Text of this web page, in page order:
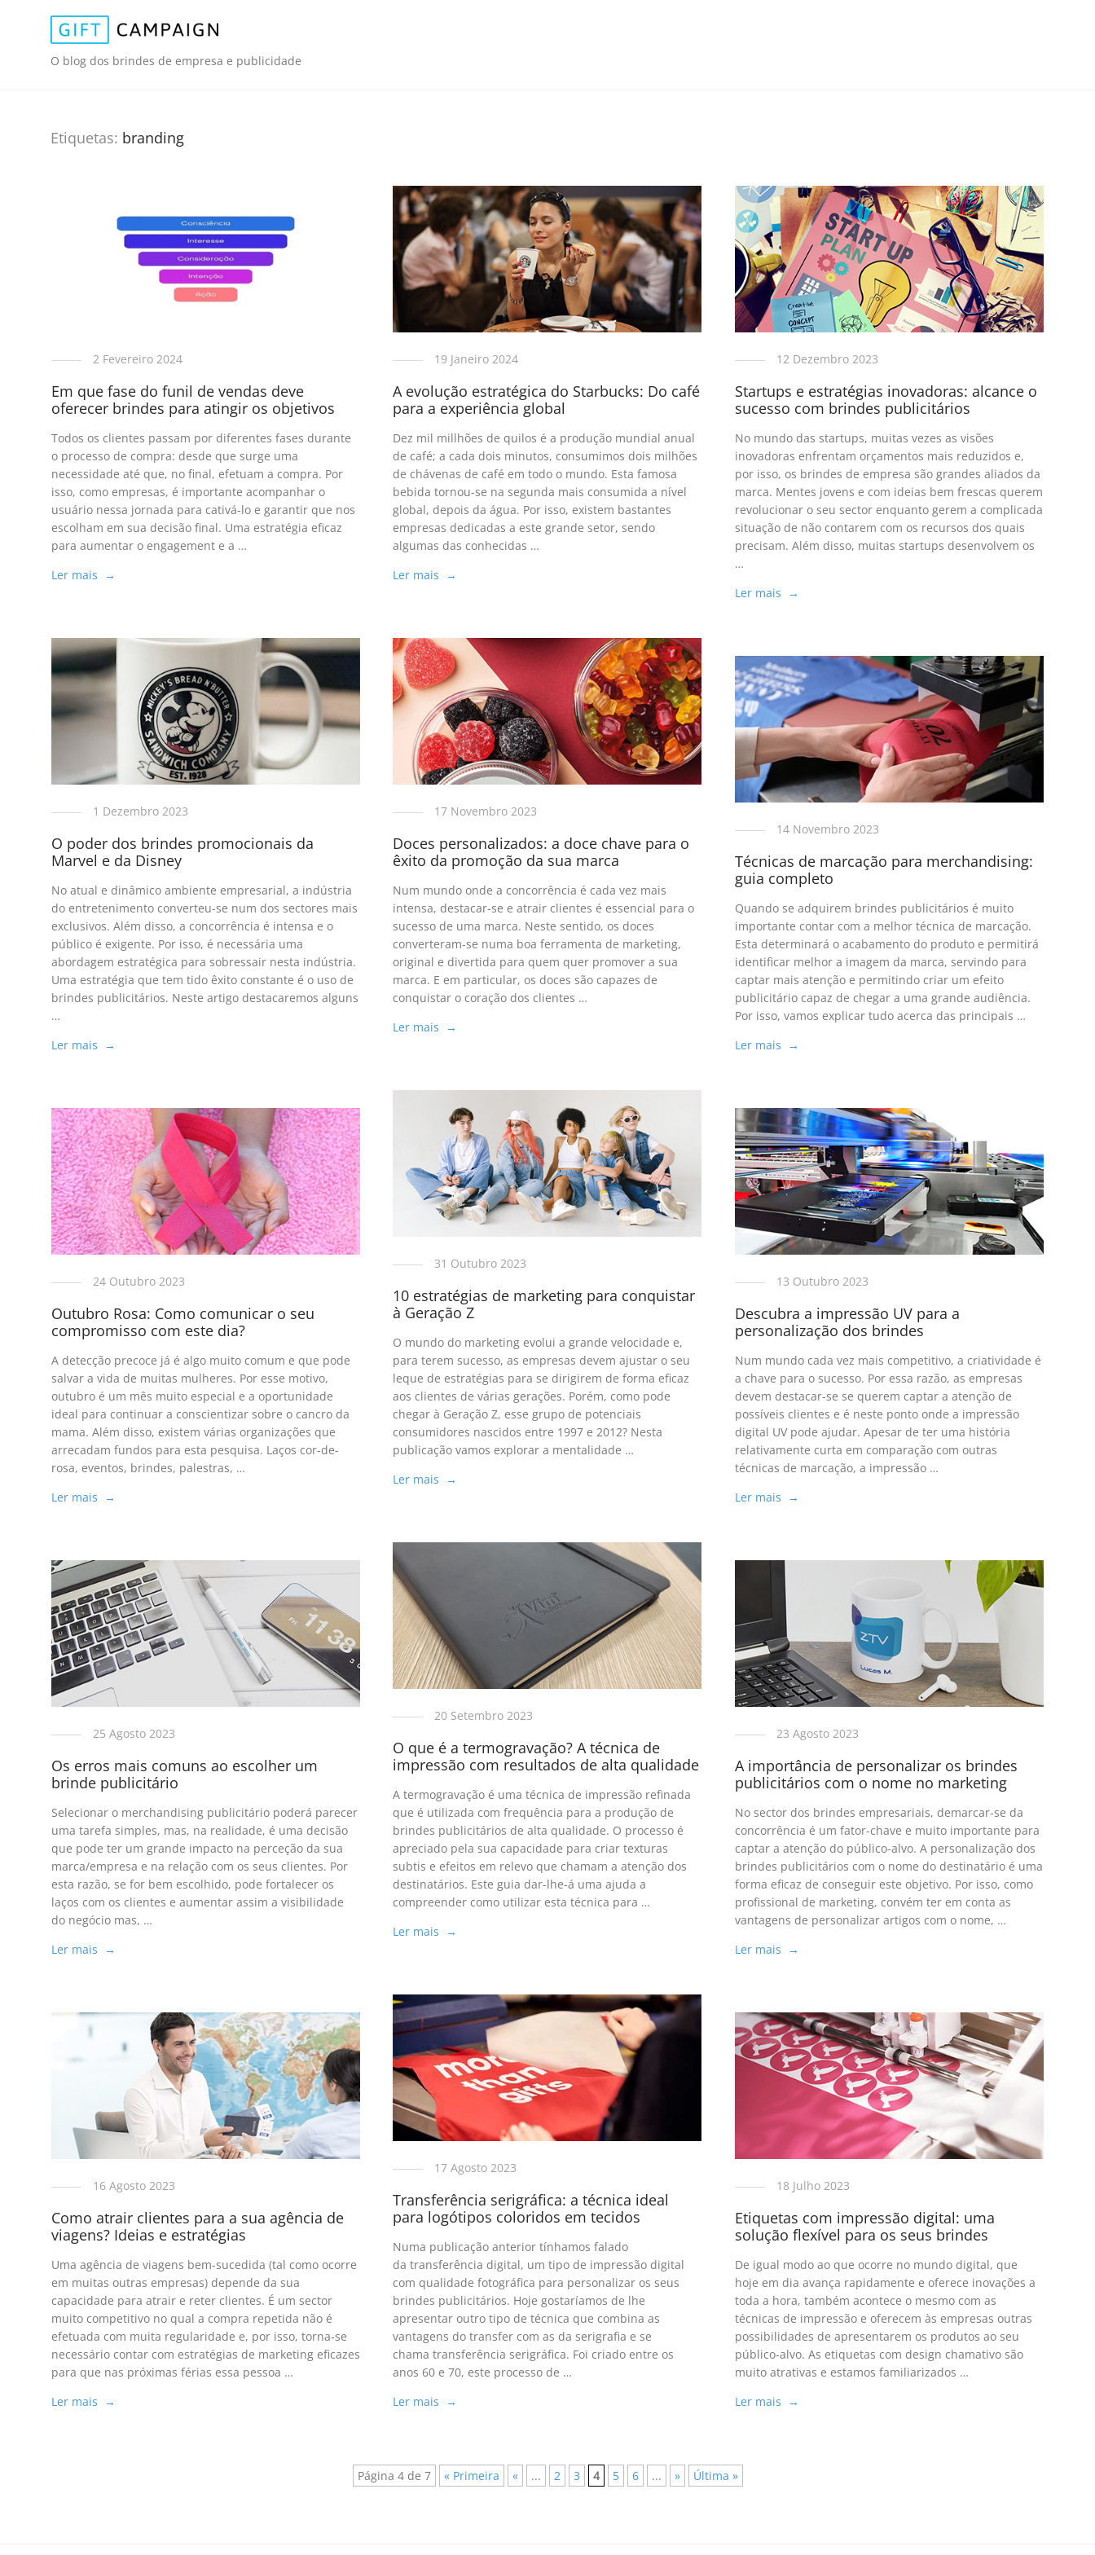
O blog dos brindes de empresa e publicidade
Etiquetas: branding
2 Fevereiro 2024
Em que fase do funil de vendas deve
oferecer brindes para atingir os objetivos
Todos os clientes passam por diferentes fases durante
o processo de compra: desde que surge uma
necessidade até que, no final, efetuam a compra. Por
isso, como empresas, é importante acompanhar o
usuário nessa jornada para cativá-lo e garantir que nos
escolham em sua decisão final. Uma estratégia eficaz
para aumentar o engagement e a …
Ler mais →
19 Janeiro 2024
A evolução estratégica do Starbucks: Do café
para a experiência global
Dez mil millhões de quilos é a produção mundial anual
de café; a cada dois minutos, consumimos dois milhões
de chávenas de café em todo o mundo. Esta famosa
bebida tornou-se na segunda mais consumida a nível
global, depois da água. Por isso, existem bastantes
empresas dedicadas a este grande setor, sendo
algumas das conhecidas …
Ler mais →
12 Dezembro 2023
Startups e estratégias inovadoras: alcance o
sucesso com brindes publicitários
No mundo das startups, muitas vezes as visões
inovadoras enfrentam orçamentos mais reduzidos e,
por isso, os brindes de empresa são grandes aliados da
marca. Mentes jovens e com ideias bem frescas querem
revolucionar o seu sector enquanto gerem a complicada
situação de não contarem com os recursos dos quais
precisam. Além disso, muitas startups desenvolvem os
…
Ler mais →
1 Dezembro 2023
O poder dos brindes promocionais da
Marvel e da Disney
No atual e dinâmico ambiente empresarial, a indústria
do entretenimento converteu-se num dos sectores mais
exclusivos. Além disso, a concorrência é intensa e o
público é exigente. Por isso, é necessária uma
abordagem estratégica para sobressair nesta indústria.
Uma estratégia que tem tido êxito constante é o uso de
brindes publicitários. Neste artigo destacaremos alguns
…
Ler mais →
17 Novembro 2023
Doces personalizados: a doce chave para o
êxito da promoção da sua marca
Num mundo onde a concorrência é cada vez mais
intensa, destacar-se e atrair clientes é essencial para o
sucesso de uma marca. Neste sentido, os doces
converteram-se numa boa ferramenta de marketing,
original e divertida para quem quer promover a sua
marca. E em particular, os doces são capazes de
conquistar o coração dos clientes …
Ler mais →
14 Novembro 2023
Técnicas de marcação para merchandising:
guia completo
Quando se adquirem brindes publicitários é muito
importante contar com a melhor técnica de marcação.
Esta determinará o acabamento do produto e permitirá
identificar melhor a imagem da marca, servindo para
captar mais atenção e permitindo criar um efeito
publicitário capaz de chegar a uma grande audiência.
Por isso, vamos explicar tudo acerca das principais …
Ler mais →
31 Outubro 2023
10 estratégias de marketing para conquistar
à Geração Z
O mundo do marketing evolui a grande velocidade e,
para terem sucesso, as empresas devem ajustar o seu
leque de estratégias para se dirigirem de forma eficaz
aos clientes de várias gerações. Porém, como pode
chegar à Geração Z, esse grupo de potenciais
consumidores nascidos entre 1997 e 2012? Nesta
publicação vamos explorar a mentalidade …
Ler mais →
24 Outubro 2023
Outubro Rosa: Como comunicar o seu
compromisso com este dia?
A detecção precoce já é algo muito comum e que pode
salvar a vida de muitas mulheres. Por esse motivo,
outubro é um mês muito especial e a oportunidade
ideal para continuar a conscientizar sobre o cancro da
mama. Além disso, existem várias organizações que
arrecadam fundos para esta pesquisa. Laços cor-de-
rosa, eventos, brindes, palestras, …
Ler mais →
13 Outubro 2023
Descubra a impressão UV para a
personalização dos brindes
Num mundo cada vez mais competitivo, a criatividade é
a chave para o sucesso. Por essa razão, as empresas
devem destacar-se se querem captar a atenção de
possíveis clientes e é neste ponto onde a impressão
digital UV pode ajudar. Apesar de ter uma história
relativamente curta em comparação com outras
técnicas de marcação, a impressão …
Ler mais →
20 Setembro 2023
O que é a termogravação? A técnica de
impressão com resultados de alta qualidade
A termogravação é uma técnica de impressão refinada
que é utilizada com frequência para a produção de
brindes publicitários de alta qualidade. O processo é
apreciado pela sua capacidade para criar texturas
subtis e efeitos em relevo que chamam a atenção dos
destinatários. Este guia dar-lhe-á uma ajuda a
compreender como utilizar esta técnica para …
Ler mais →
25 Agosto 2023
Os erros mais comuns ao escolher um
brinde publicitário
Selecionar o merchandising publicitário poderá parecer
uma tarefa simples, mas, na realidade, é uma decisão
que pode ter um grande impacto na perceção da sua
marca/empresa e na relação com os seus clientes. Por
esta razão, se for bem escolhido, pode fortalecer os
laços com os clientes e aumentar assim a visibilidade
do negócio mas, …
Ler mais →
23 Agosto 2023
A importância de personalizar os brindes
publicitários com o nome no marketing
No sector dos brindes empresariais, demarcar-se da
concorrência é um fator-chave e muito importante para
captar a atenção do público-alvo. A personalização dos
brindes publicitários com o nome do destinatário é uma
forma eficaz de conseguir este objetivo. Por isso, como
profissional de marketing, convém ter em conta as
vantagens de personalizar artigos com o nome, …
Ler mais →
17 Agosto 2023
Transferência serigráfica: a técnica ideal
para logótipos coloridos em tecidos
Numa publicação anterior tínhamos falado
da transferência digital, um tipo de impressão digital
com qualidade fotográfica para personalizar os seus
brindes publicitários. Hoje gostaríamos de lhe
apresentar outro tipo de técnica que combina as
vantagens do transfer com as da serigrafia e se
chama transferência serigráfica. Foi criado entre os
anos 60 e 70, este processo de …
Ler mais →
16 Agosto 2023
Como atrair clientes para a sua agência de
viagens? Ideias e estratégias
Uma agência de viagens bem-sucedida (tal como ocorre
em muitas outras empresas) depende da sua
capacidade para atrair e reter clientes. É um sector
muito competitivo no qual a compra repetida não é
efetuada com muita regularidade e, por isso, torna-se
necessário contar com estratégias de marketing eficazes
para que nas próximas férias essa pessoa …
Ler mais →
18 Julho 2023
Etiquetas com impressão digital: uma
solução flexível para os seus brindes
De igual modo ao que ocorre no mundo digital, que
hoje em dia avança rapidamente e oferece inovações a
toda a hora, também acontece o mesmo com as
técnicas de impressão e oferecem às empresas outras
possibilidades de apresentarem os produtos ao seu
público-alvo. As etiquetas com design chamativo são
muito atrativas e estamos familiarizados …
Ler mais →
Página 4 de 7 « Primeira « ... 2 3 4 5 6 ... » Última »